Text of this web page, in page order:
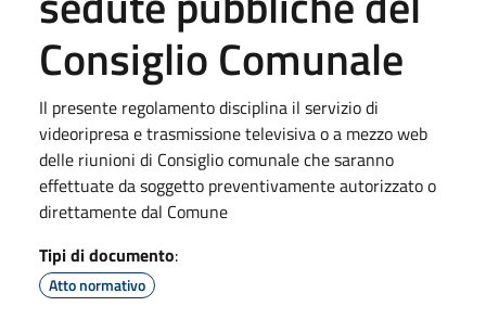
Consiglio Comunale
Il presente regolamento disciplina il servizio di
videoripresa e trasmissione televisiva o a mezzo web
delle riunioni di Consiglio comunale che saranno
effettuate da soggetto preventivamente autorizzato o
direttamente dal Comune
Tipi di documento:
Atto normativo